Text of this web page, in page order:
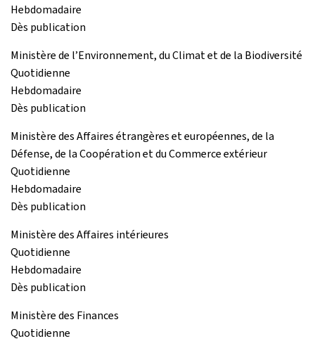
Hebdomadaire
Dès publication
Ministère de l’Environnement, du Climat et de la Biodiversité
Quotidienne
Hebdomadaire
Dès publication
Ministère des Affaires étrangères et européennes, de la
Défense, de la Coopération et du Commerce extérieur
Quotidienne
Hebdomadaire
Dès publication
Ministère des Affaires intérieures
Quotidienne
Hebdomadaire
Dès publication
Ministère des Finances
Quotidienne